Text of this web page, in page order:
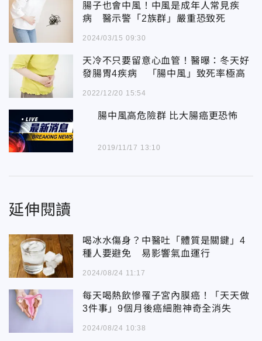
腸子也會中風！中風是成年人常見疾
病 醫示警「2族群」嚴重恐致死
2024/03/15 09:30
天冷不只要留意心血管！醫曝：冬天好
發腸胃4疾病 「腸中風」致死率極高
2022/12/20 15:54
腸中風高危險群 比大腸癌更恐怖
2019/11/17 13:10
延伸閱讀
喝冰水傷身？中醫吐「體質是關鍵」4
種人要避免 易影響氣血運行
2024/08/24 11:17
每天喝熱飲慘罹子宮內膜癌！「天天做
3件事」9個月後癌細胞神奇全消失
2024/08/24 10:38